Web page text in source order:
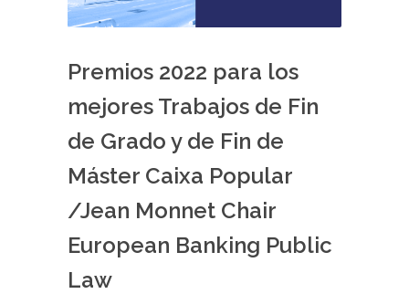
Premios 2022 para los
mejores Trabajos de Fin
de Grado y de Fin de
Máster Caixa Popular
/Jean Monnet Chair
European Banking Public
Law